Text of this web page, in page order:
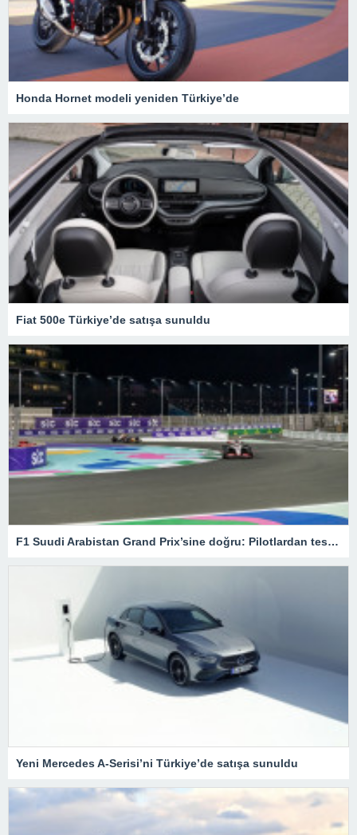
Honda Hornet modeli yeniden Türkiye’de
Fiat 500e Türkiye’de satışa sunuldu
F1 Suudi Arabistan Grand Prix’sine doğru: Pilotlardan test sürüşleri – Son Dakika Spor Haberleri
Yeni Mercedes A-Serisi’ni Türkiye’de satışa sunuldu